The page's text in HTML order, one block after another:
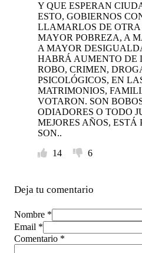
Y QUE ESPERAN
ESTO, GOBIERNOS
LLAMARLOS DE
MAYOR POBREZA, A
A MAYOR
HABRÁ AUMENTO DE
ROBO, CRIMEN,
PSICOLÓGICOS, EN
MATRIMONIOS,
VOTARON. SON
ODIADORES O TODO
MEJORES AÑOS, ESTÁ
SON..
14
6
Deja tu comentario
Nombre *
Email *
Comentario *